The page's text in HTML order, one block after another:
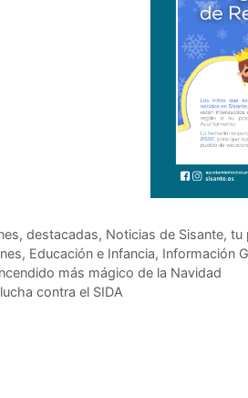
, destacadas, Noticias de Sisante, tu
, Educación e Infancia, Información
más mágico de la Navidad
contra el SIDA